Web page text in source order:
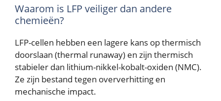
Waarom is LFP veiliger dan andere
chemieën?
LFP-cellen hebben een lagere kans op thermisch
doorslaan (thermal runaway) en zijn thermisch
stabieler dan lithium-nikkel-kobalt-oxiden (NMC).
Ze zijn bestand tegen oververhitting en
mechanische impact.